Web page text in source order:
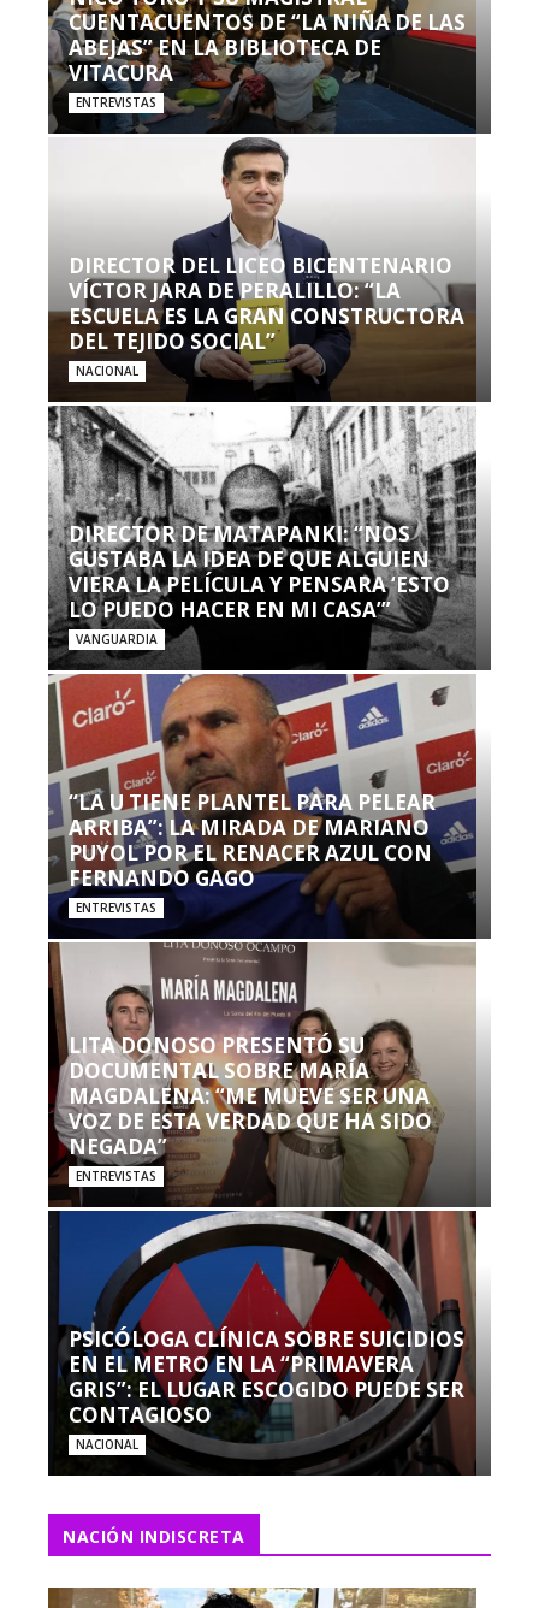
CUENTACUENTOS DE “LA NIÑA DE LAS
ABEJAS” EN LA BIBLIOTECA DE
VITACURA
ENTREVISTAS
DIRECTOR DEL LICEO BICENTENARIO
VÍCTOR JARA DE PERALILLO: “LA
ESCUELA ES LA GRAN CONSTRUCTORA
DEL TEJIDO SOCIAL”
NACIONAL
DIRECTOR DE MATAPANKI: “NOS
GUSTABA LA IDEA DE QUE ALGUIEN
VIERA LA PELÍCULA Y PENSARA ‘ESTO
LO PUEDO HACER EN MI CASA’”
VANGUARDIA
“LA U TIENE PLANTEL PARA PELEAR
ARRIBA”: LA MIRADA DE MARIANO
PUYOL POR EL RENACER AZUL CON
FERNANDO GAGO
ENTREVISTAS
LITA DONOSO PRESENTÓ SU
DOCUMENTAL SOBRE MARÍA
MAGDALENA: “ME MUEVE SER UNA
VOZ DE ESTA VERDAD QUE HA SIDO
NEGADA”
ENTREVISTAS
PSICÓLOGA CLÍNICA SOBRE SUICIDIOS
EN EL METRO EN LA “PRIMAVERA
GRIS”: EL LUGAR ESCOGIDO PUEDE SER
CONTAGIOSO
NACIONAL
NACIÓN INDISCRETA